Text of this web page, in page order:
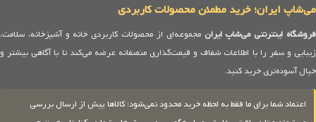
می‌شاپ ایران؛ خرید مطمئن محصولات کاربردی
فروشگاه اینترنتی می‌شاپ ایران مجموعه‌ای از محصولات کاربردی خانه و آشپزخانه، سلامت،
زیبایی و سفر را با اطلاعات شفاف و قیمت‌گذاری منصفانه عرضه می‌کند تا با آگاهی بیشتر و
خیال آسوده‌تری خرید کنید.
اعتماد شما برای ما فقط به لحظه خرید محدود نمی‌شود؛ کالاها پیش از ارسال بررسی